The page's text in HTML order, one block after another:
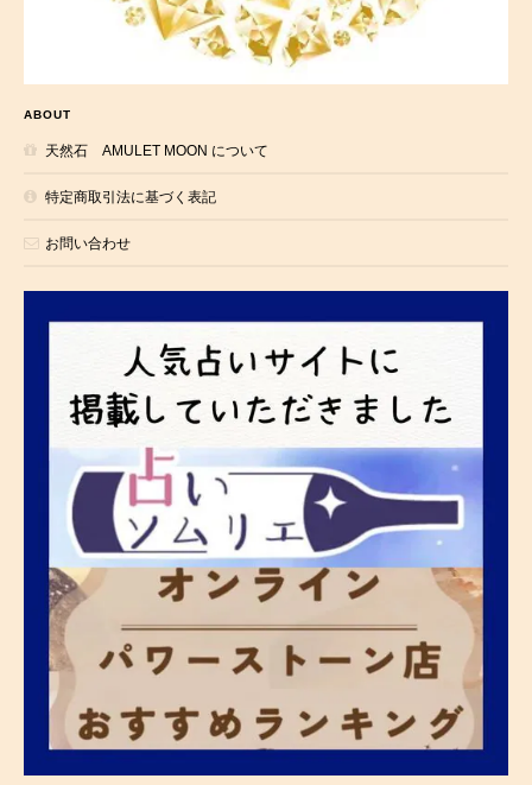
ABOUT
天然石 AMULET MOON について
特定商取引法に基づく表記
お問い合わせ